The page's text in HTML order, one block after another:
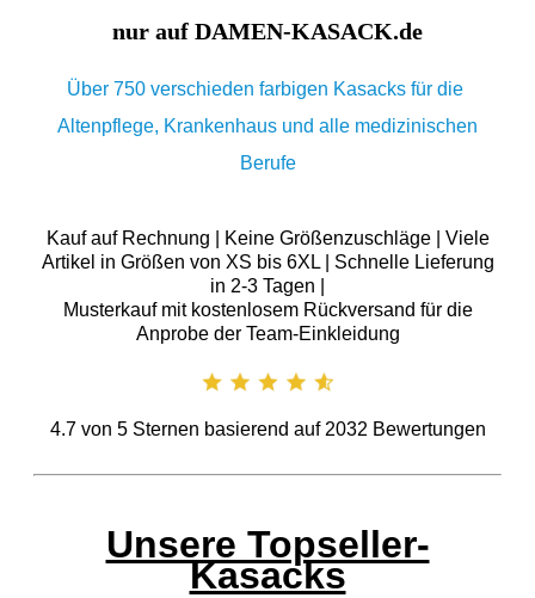
nur auf DAMEN-KASACK.de
Über 750 verschieden farbigen Kasacks für die
Altenpflege, Krankenhaus und alle medizinischen
Berufe
Kauf auf Rechnung | Keine Größenzuschläge | Viele
Artikel in Größen von XS bis 6XL | Schnelle Lieferung
in 2-3 Tagen |
Musterkauf mit kostenlosem Rückversand für die
Anprobe der Team-Einkleidung
4.7von 5Sternen basierend auf 2032 Bewertungen
Unsere Topseller-
Kasacks